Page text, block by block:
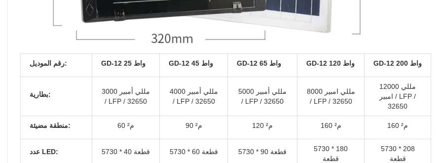
رقم الموديل: GD-12 25 واط GD-12 45 واط GD-12 65 واط GD-12 120 واط GD-12 200 واط
بطارية:
3000 مللي أمبير
/ LFP / 32650
4000 مللي أمبير
/ LFP / 32650
5000 مللي أمبير
/ LFP / 32650
8000 مللي امبير
/ LFP / 32650
12000 مللي
امبير / LFP /
32650
منطقة مضيئة: 60 م² 90 م² 120 م² 160 م² 160 م²
عدد LED: 5730 * 40 قطعة 5730 * 60 قطعة 5730 * 90 قطعة
5730 * 180
قطعة
5730 * 208
قطعة